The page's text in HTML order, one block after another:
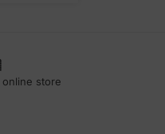
store